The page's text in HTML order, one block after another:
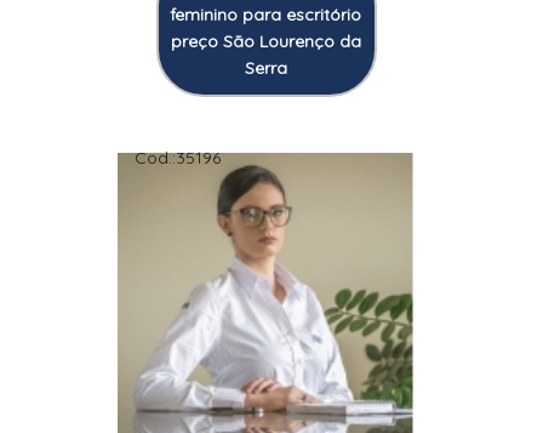
feminino para escritório
preço São Lourenço da
Serra
Cod.:35196